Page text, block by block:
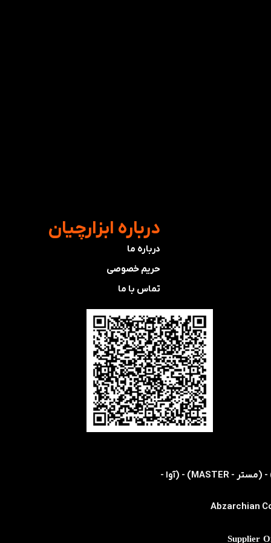
​درباره ابزارچیان
درباره ما
حریم خصوصی
تماس با ما
​​اولین و تنها نمایندگی رسمی شرکت های (اس ام سی - SMC) - (هریس - HARRIS) - (کویکه - KOIKE) - (مستر - MASTER) - (آوا -
Abzarchian